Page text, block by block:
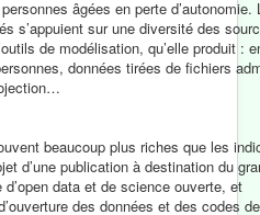
âgées en perte d’autonomie.
s’appuient sur une diversité des
de modélisation, qu’elle produit :
données tirées de fichiers
beaucoup plus riches que les
d’une publication à destination du
data et de science ouverte, et
des données et des codes